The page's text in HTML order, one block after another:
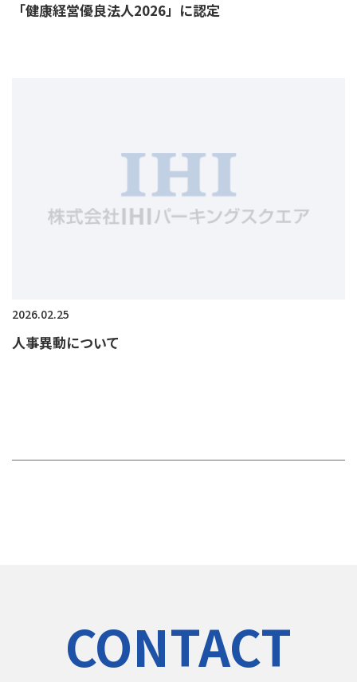
「健康経営優良法人2026」に認定
2026.02.25
人事異動について
CONTACT